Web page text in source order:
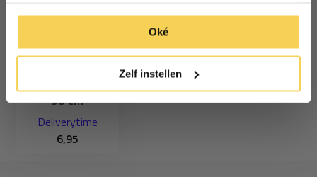
manier. Klik op 'Oké' om alle cookies te accepteren. Of
klik op ‘alleen essentiele’ als je niet akkoord gaat met
cookies.
Oké
Zelf instellen
Insteekbuis los
voor
98 cm
Deliverytime
6,95
*Geldig bij minimale besteding vanaf €75